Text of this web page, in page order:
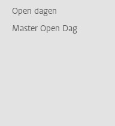
Open dagen
Master Open Dag